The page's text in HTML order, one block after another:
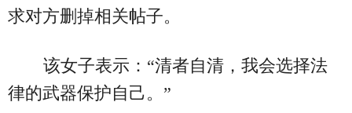
求对方删掉相关帖子。
该女子表示：“清者自清，我会选择法
律的武器保护自己。”